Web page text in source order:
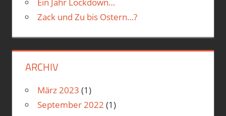
Zack und Zu bis Ostern…?
ARCHIV
März 2023 (1)
September 2022 (1)